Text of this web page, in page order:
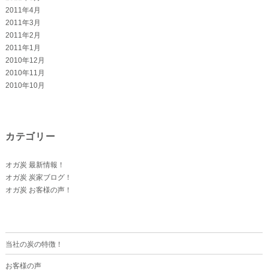
2011年4月
2011年3月
2011年2月
2011年1月
2010年12月
2010年11月
2010年10月
カテゴリー
オガ炭 最新情報！
オガ炭 炭家ブログ！
オガ炭 お客様の声！
当社の炭の特徴！
お客様の声